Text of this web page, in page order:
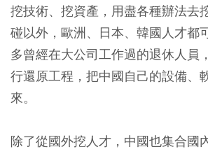
挖技術、挖資產，用盡各種辦法去
碰以外，歐洲、日本、韓國人才都
多曾經在大公司工作過的退休人員
行還原工程，把中國自己的設備、
來。
除了從國外挖人才，中國也集合國